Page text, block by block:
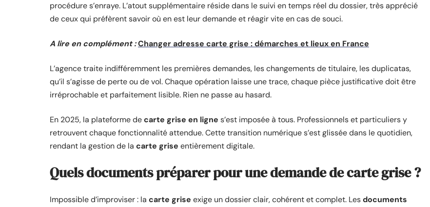
procédure s’enraye. L’atout supplémentaire réside dans le suivi en temps réel du dossier, très apprécié
de ceux qui préfèrent savoir où en est leur demande et réagir vite en cas de souci.
A lire en complément :Changer adresse carte grise : démarches et lieux en France
L’agence traite indifféremment les premières demandes, les changements de titulaire, les duplicatas,
qu’il s’agisse de perte ou de vol. Chaque opération laisse une trace, chaque pièce justificative doit être
irréprochable et parfaitement lisible. Rien ne passe au hasard.
En 2025, la plateforme decarte grise en ligne s’est imposée à tous. Professionnels et particuliers y
retrouvent chaque fonctionnalité attendue. Cette transition numérique s’est glissée dans le quotidien,
rendant la gestion de la carte grise entièrement digitale.
Quels documents préparer pour une demande de carte grise ?
Impossible d’improviser : la carte grise exige un dossier clair, cohérent et complet. Lesdocuments